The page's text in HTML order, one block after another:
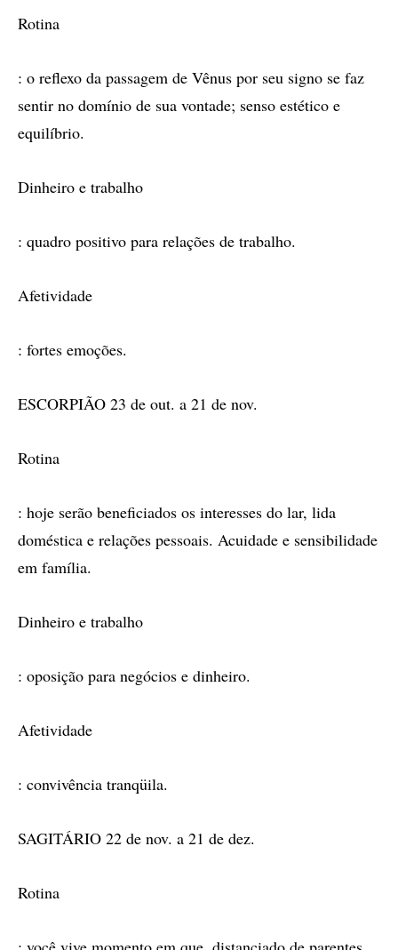
Rotina
: o reflexo da passagem de Vênus por seu signo se faz
sentir no domínio de sua vontade; senso estético e
equilíbrio.
Dinheiro e trabalho
: quadro positivo para relações de trabalho.
Afetividade
: fortes emoções.
ESCORPIÃO 23 de out. a 21 de nov.
Rotina
: hoje serão beneficiados os interesses do lar, lida
doméstica e relações pessoais. Acuidade e sensibilidade
em família.
Dinheiro e trabalho
: oposição para negócios e dinheiro.
Afetividade
: convivência tranqüila.
SAGITÁRIO 22 de nov. a 21 de dez.
Rotina